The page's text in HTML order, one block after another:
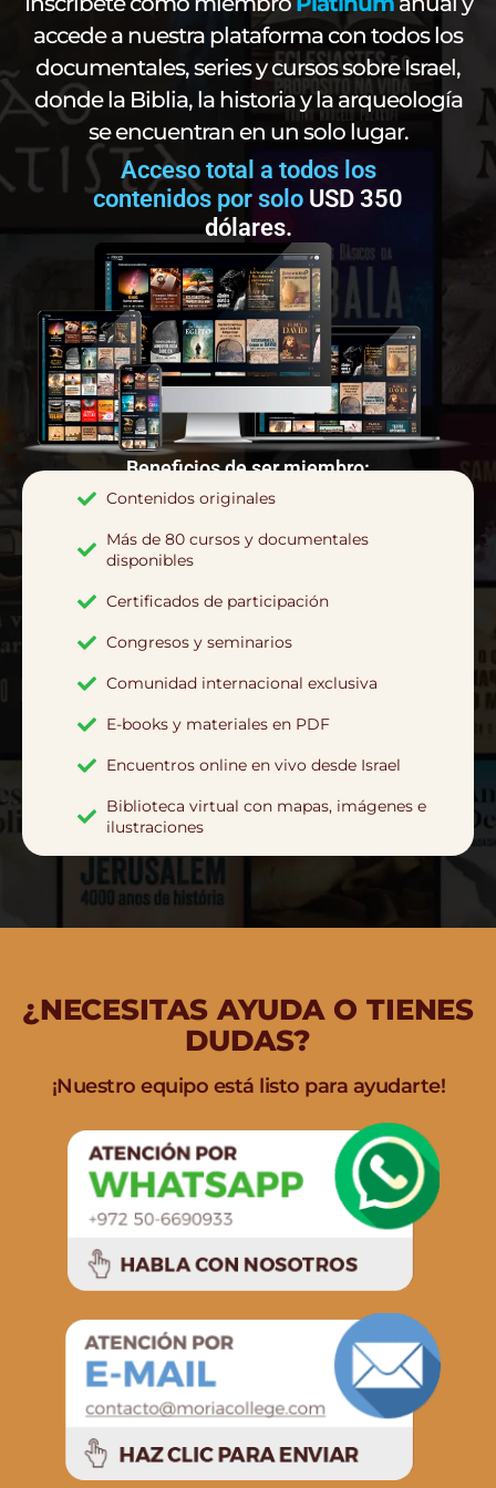
accede a nuestra plataforma con todos los
documentales, series y cursos sobre Israel,
donde la Biblia, la historia y la arqueología
se encuentran en un solo lugar.
Acceso total a todos los
contenidos por solo USD 350
dólares.
Beneficios de ser miembro:
Contenidos originales
Más de 80 cursos y documentales
disponibles
Certificados de participación
Congresos y seminarios
Comunidad internacional exclusiva
E-books y materiales en PDF
Encuentros online en vivo desde Israel
Biblioteca virtual con mapas, imágenes e
ilustraciones
¿NECESITAS AYUDA O TIENES
DUDAS?
¡Nuestro equipo está listo para ayudarte!